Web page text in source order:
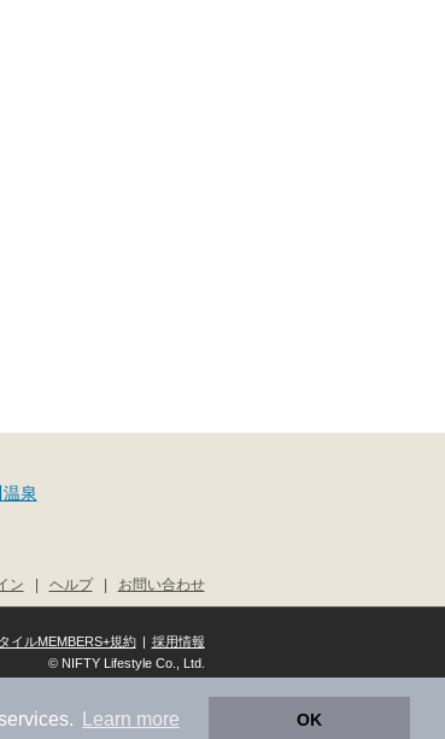
Learn more OK
泉
お問い合わせ
|
ヘルプ
|
ン
採用情報
|
イルMEMBERS+規約
© NIFTY Lifestyle Co., Ltd.